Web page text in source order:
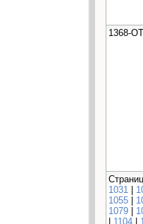
1368-
1031 |
1055 |
1079 |
| 1104 |